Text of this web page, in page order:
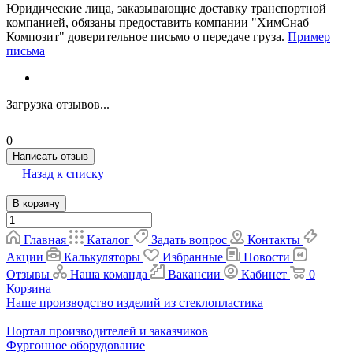
Юридические лица, заказывающие доставку транспортной
компанией, обязаны предоставить компании "ХимСнаб
Композит" доверительное письмо о передаче груза. Пример
письма
Загрузка отзывов...
0
Написать отзыв
Назад к списку
В корзину
Главная Каталог Задать вопрос
Контакты
Акции
Калькуляторы Избранные
Новости
Отзывы
Наша команда Вакансии Кабинет
0
Корзина
Наше производство изделий из стеклопластика
Портал производителей и заказчиков
Фургонное оборудование